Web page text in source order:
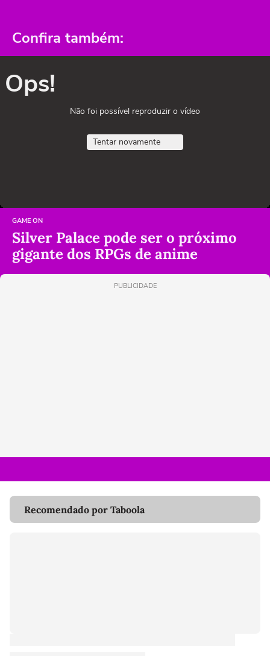
Confira também:
Ops!
Não foi possível reproduzir o vídeo
Tentar novamente
GAME ON
Silver Palace pode ser o próximo
gigante dos RPGs de anime
PUBLICIDADE
Recomendado por Taboola